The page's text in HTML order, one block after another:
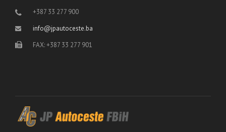
+387 33 277 900
info@jpautoceste.ba
FAX: +387 33 277 901